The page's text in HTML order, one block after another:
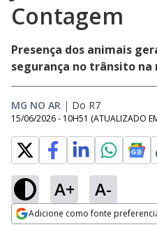
Contagem
Presença dos animais
segurança no trânsito na
MG NO AR | Do R7
15/06/2026 - 10H51 (ATUALIZADO
A+ A-
Adicione como fonte
Ativar
Loaded
21.81%